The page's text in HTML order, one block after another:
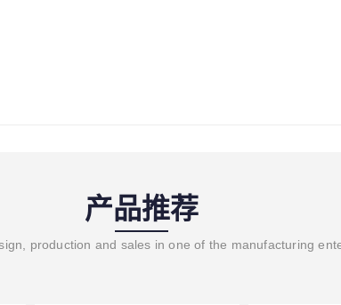
产品推荐
production and sales in one of the manufacturing